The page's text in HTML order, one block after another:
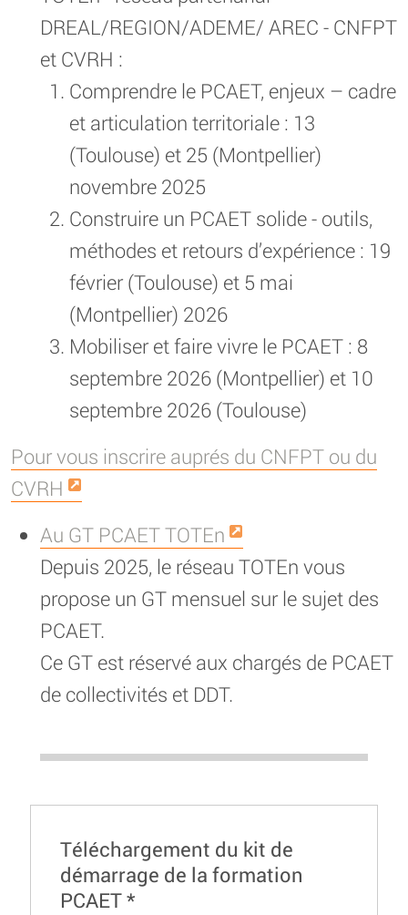
DREAL/REGION/ADEME/ AREC - CNFPT
et CVRH :
Comprendre le PCAET, enjeux – cadre
et articulation territoriale : 13
(Toulouse) et 25 (Montpellier)
novembre 2025
Construire un PCAET solide - outils,
méthodes et retours d’expérience : 19
février (Toulouse) et 5 mai
(Montpellier) 2026
Mobiliser et faire vivre le PCAET : 8
septembre 2026 (Montpellier) et 10
septembre 2026 (Toulouse)
Pour vous inscrire auprés du CNFPT ou du
CVRH
Au GT PCAET TOTEn
Depuis 2025, le réseau TOTEn vous
propose un GT mensuel sur le sujet des
PCAET.
Ce GT est réservé aux chargés de PCAET
de collectivités et DDT.
Téléchargement du kit de
démarrage de la formation
PCAET*